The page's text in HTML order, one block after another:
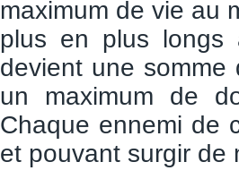
maximum de vie au
plus en plus
devient une
un maximum de
Chaque ennemi de
et pouvant surgir de